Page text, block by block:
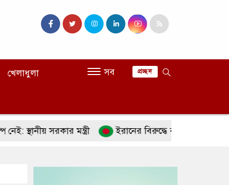
খেলাধুলা সব প্রচ্ছদ
সরকার মন্ত্রী ইরানের বিরুদ্ধে বাংলাদেশসহ ১৩ দেশের